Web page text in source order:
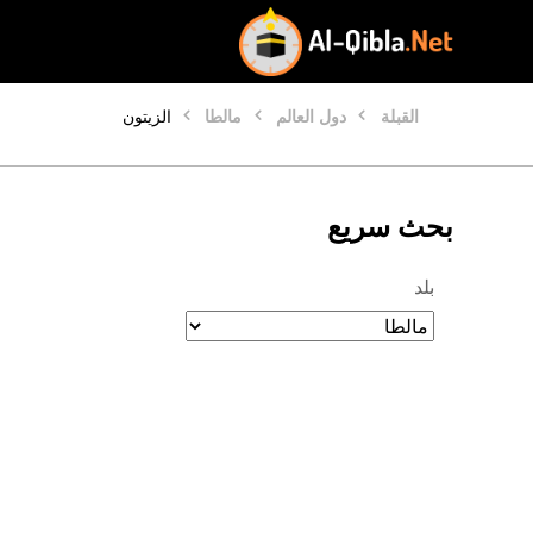
القبلة دول العالم مالطا الزيتون
بحث سريع
بلد